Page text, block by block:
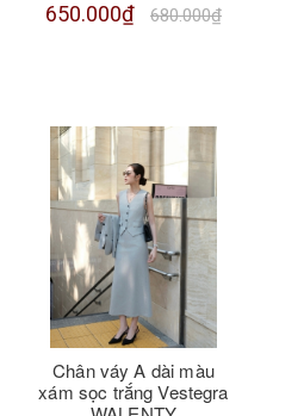
650.000₫ 680.000₫
Chân váy A dài màu
xám sọc trắng Vestegra